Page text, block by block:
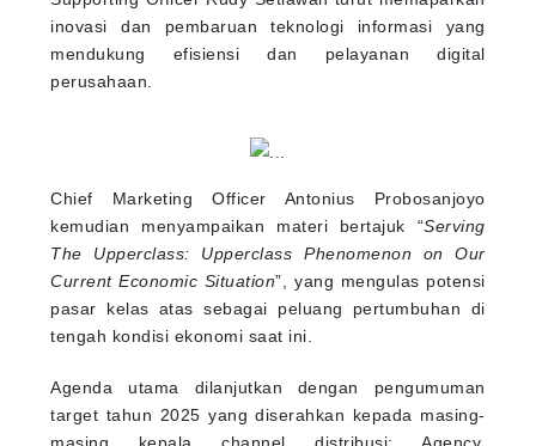
inovasi dan pembaruan teknologi informasi yang
mendukung efisiensi dan pelayanan digital
perusahaan.
Chief Marketing Officer Antonius Probosanjoyo
kemudian menyampaikan materi bertajuk “Serving
The Upperclass: Upperclass Phenomenon on Our
Current Economic Situation”, yang mengulas potensi
pasar kelas atas sebagai peluang pertumbuhan di
tengah kondisi ekonomi saat ini.
Agenda utama dilanjutkan dengan pengumuman
target tahun 2025 yang diserahkan kepada masing-
masing kepala channel distribusi: Agency,